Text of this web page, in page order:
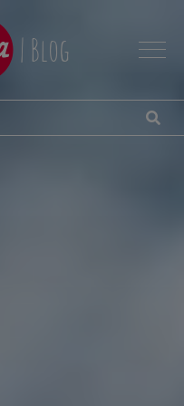
| Blog